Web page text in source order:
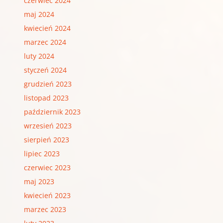
maj 2024
kwiecień 2024
marzec 2024
luty 2024
styczeń 2024
grudzień 2023
listopad 2023
październik 2023
wrzesień 2023
sierpień 2023
lipiec 2023
czerwiec 2023
maj 2023
kwiecień 2023
marzec 2023